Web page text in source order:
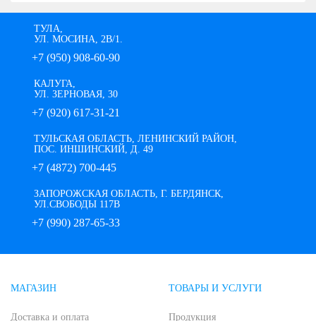
ТУЛА,
УЛ. МОСИНА, 2В/1.
+7 (950) 908-60-90
КАЛУГА,
УЛ. ЗЕРНОВАЯ, 30
+7 (920) 617-31-21
ТУЛЬСКАЯ ОБЛАСТЬ, ЛЕНИНСКИЙ РАЙОН,
ПОС. ИНШИНСКИЙ, Д. 49
+7 (4872) 700-445
ЗАПОРОЖСКАЯ ОБЛАСТЬ, Г. БЕРДЯНСК,
УЛ.СВОБОДЫ 117В
+7 (990) 287-65-33
МАГАЗИН
Доставка и оплата
ТОВАРЫ И УСЛУГИ
Продукция